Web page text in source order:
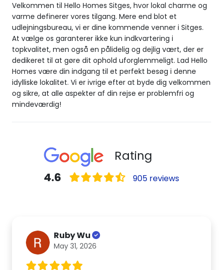
Velkommen til Hello Homes Sitges, hvor lokal charme og
varme definerer vores tilgang. Mere end blot et
udlejningsbureau, vi er dine kommende venner i Sitges.
At vælge os garanterer ikke kun indkvartering i
topkvalitet, men også en pålidelig og dejlig vært, der er
dedikeret til at gøre dit ophold uforglemmeligt. Lad Hello
Homes være din indgang til et perfekt besøg i denne
idylliske lokalitet. Vi er ivrige efter at byde dig velkommen
og sikre, at alle aspekter af din rejse er problemfri og
mindeværdig!
Rating
4.6 905 reviews
Ruby Wu
May 31, 2026